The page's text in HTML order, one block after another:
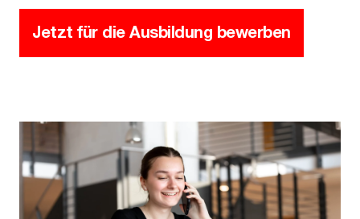
Jetzt für die Ausbildung bewerben